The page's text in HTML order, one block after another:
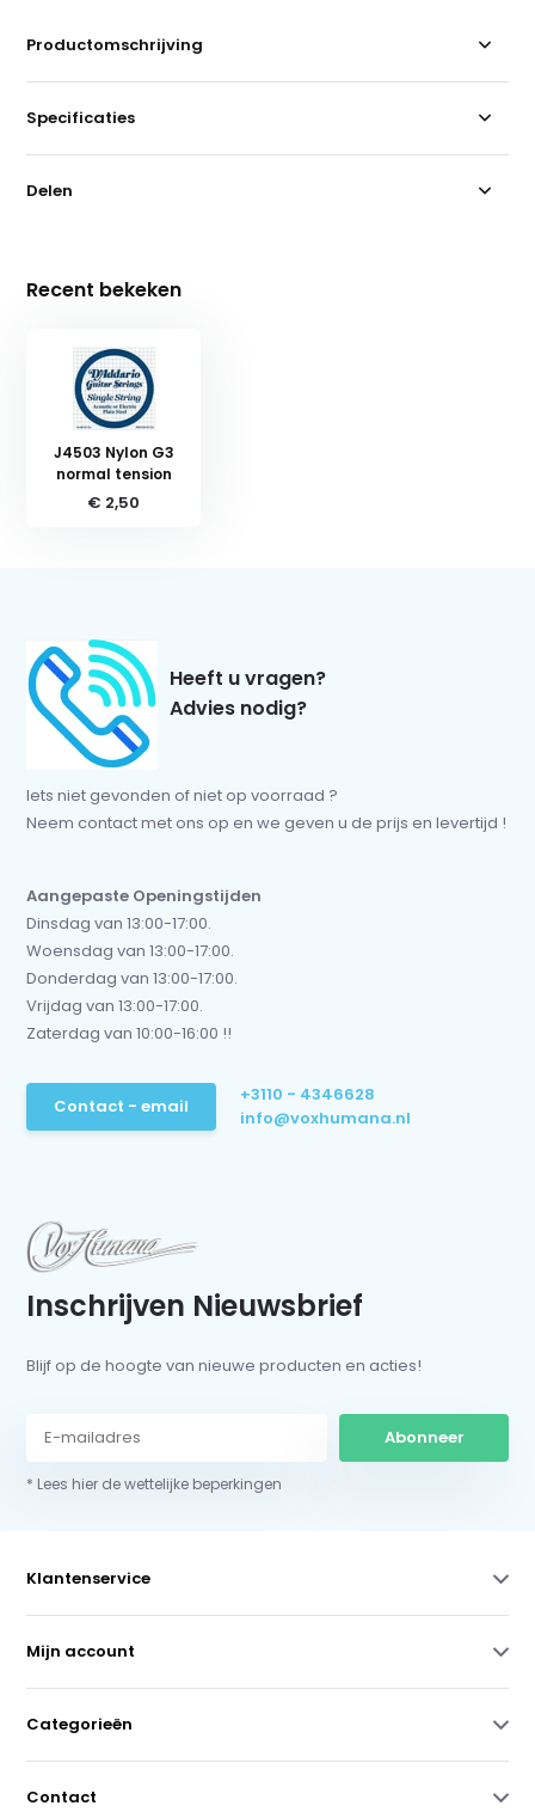
Productomschrijving
Specificaties
Delen
Recent bekeken
J4503 Nylon G3
normal tension
€ 2,50
Heeft u vragen?
Advies nodig?
Iets niet gevonden of niet op voorraad ?
Neem contact met ons op en we geven u de prijs en levertijd !
Aangepaste Openingstijden
Dinsdag van 13:00-17:00.
Woensdag van 13:00-17:00.
Donderdag van 13:00-17:00.
Vrijdag van 13:00-17:00.
Zaterdag van 10:00-16:00 !!
Contact - email
+3110 - 4346628
info@voxhumana.nl
Inschrijven Nieuwsbrief
Blijf op de hoogte van nieuwe producten en acties!
Abonneer
* Lees hier de wettelijke beperkingen
Klantenservice
Mijn account
Categorieën
Contact